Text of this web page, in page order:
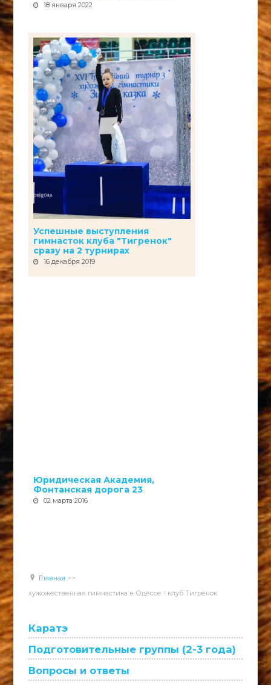
18 января 2022
Успешные выступления
гимнасток клуба "Тигренок"
сразу на 2 турнирах
16 декабря 2019
Юридическая Академия,
Фонтанская дорога 23
02 марта 2016
Главная >>
хужожественная гимнастика в Одессе - клуб Тигрёнок
Каратэ
Подготовительные группы (2-3 года)
Вопросы и ответы